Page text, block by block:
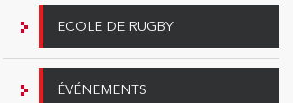
ECOLE DE RUGBY
ÉVÉNEMENTS